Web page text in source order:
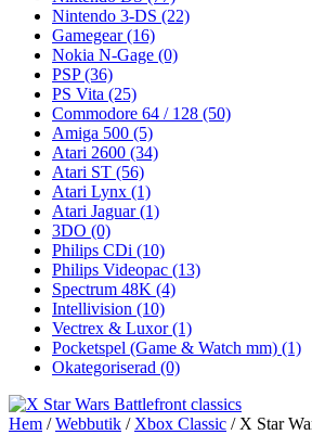
Nintendo 3-DS (22)
Gamegear(16)
Nokia N-Gage (0)
PSP(36)
PS Vita (25)
Commodore 64 / 128 (50)
Amiga 500 (5)
Atari 2600 (34)
Atari ST (56)
Atari Lynx (1)
Atari Jaguar(1)
3DO (0)
Philips CDi (10)
Philips Videopac (13)
Spectrum 48K (4)
Intellivision (10)
Vectrex & Luxor(1)
Pocketspel (Game & Watch mm) (1)
Okategoriserad (0)
Hem /Webbutik / Xbox Classic / X Star